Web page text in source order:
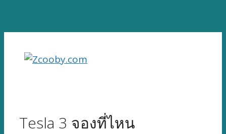
content
Tesla 3 จองที่ไหน